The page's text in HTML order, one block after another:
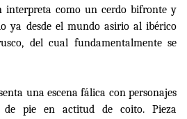
interpreta como un cerdo bifronte y
ya desde el mundo asirio al ibérico
del cual fundamentalmente se
una escena fálica con personajes
de pie en actitud de coito. Pieza